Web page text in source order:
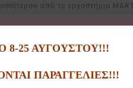
από το εργαστήριο
8-25 ΑΥΓΟΥΣΤΟΥ!!!
ΠΑΡΑΓΓΕΛΙΕΣ!!!